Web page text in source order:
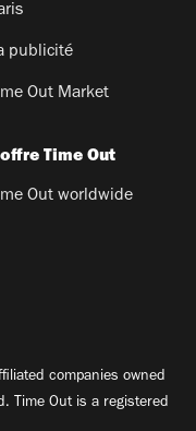
publicité
Out Market
Time Out
Out worldwide
companies owned
Time Out is a registered